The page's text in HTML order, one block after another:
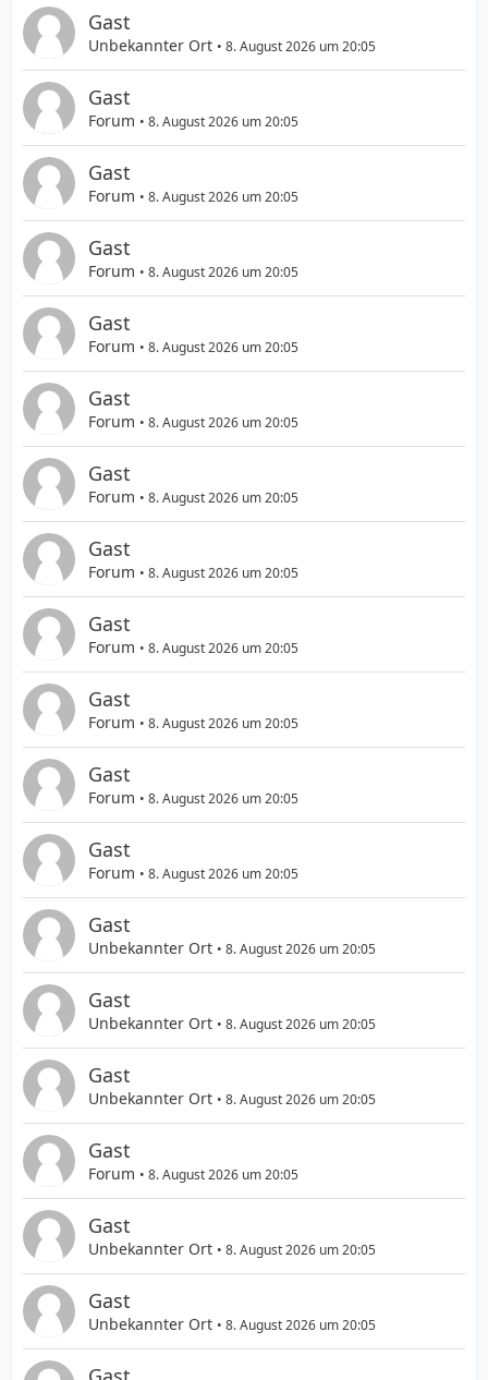
Gast
Unbekannter Ort 8. August 2026 um 20:05
Gast
Forum 8. August 2026 um 20:05
Gast
Forum 8. August 2026 um 20:05
Gast
Forum 8. August 2026 um 20:05
Gast
Forum 8. August 2026 um 20:05
Gast
Forum 8. August 2026 um 20:05
Gast
Forum 8. August 2026 um 20:05
Gast
Forum 8. August 2026 um 20:05
Gast
Forum 8. August 2026 um 20:05
Gast
Forum 8. August 2026 um 20:05
Gast
Forum 8. August 2026 um 20:05
Gast
Forum 8. August 2026 um 20:05
Gast
Unbekannter Ort 8. August 2026 um 20:05
Gast
Unbekannter Ort 8. August 2026 um 20:05
Gast
Unbekannter Ort 8. August 2026 um 20:05
Gast
Forum 8. August 2026 um 20:05
Gast
Unbekannter Ort 8. August 2026 um 20:05
Gast
Unbekannter Ort 8. August 2026 um 20:05